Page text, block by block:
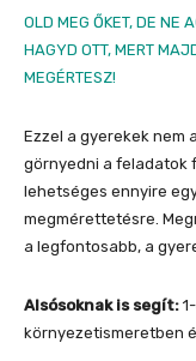
OLD MEG ŐKET, DE NE
HAGYD OTT, MERT
MEGÉRTESZ!
Ezzel a gyerekek nem
görnyedni a feladatok
lehetséges ennyire
megmérettetésre.
a legfontosabb, a
Alsósoknak is segít:
környezetismeretben